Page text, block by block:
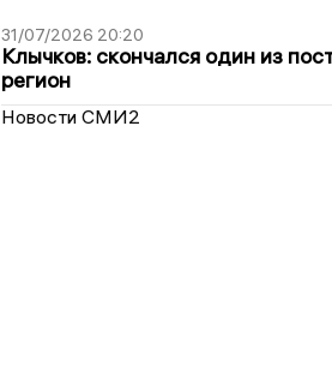
31/07/2026 20:20
Клычков: скончался один из
регион
Новости СМИ2